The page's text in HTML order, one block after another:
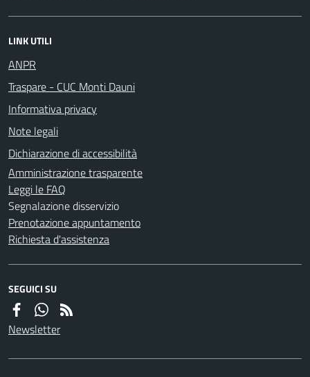
LINK UTILI
ANPR
Traspare - CUC Monti Dauni
Informativa privacy
Note legali
Dichiarazione di accessibilità
Amministrazione trasparente
Leggi le FAQ
Segnalazione disservizio
Prenotazione appuntamento
Richiesta d'assistenza
SEGUICI SU
Newsletter